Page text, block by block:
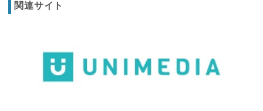
関連サイト